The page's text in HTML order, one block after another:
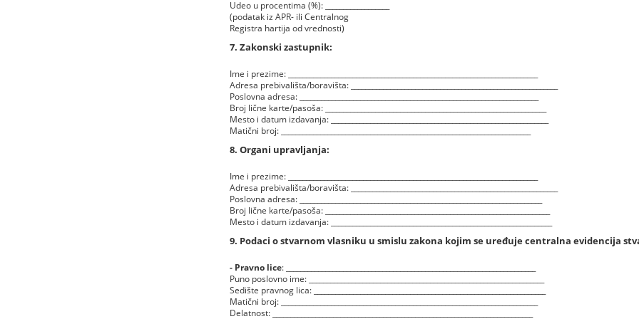
Udeo u procentima (%): __________________
(podatak iz APR- ili Centralnog
Registra hartija od vrednosti)
7. Zakonski zastupnik:
Ime i prezime: ______________________________________________________________________
Adresa prebivališta/boravišta: __________________________________________________________
Poslovna adresa: ___________________________________________________________________
Broj lične karte/pasoša: ______________________________________________________________
Mesto i datum izdavanja: _____________________________________________________________
Matični broj: ______________________________________________________________________
8. Organi upravljanja:
Ime i prezime: ______________________________________________________________________
Adresa prebivališta/boravišta: __________________________________________________________
Poslovna adresa: ____________________________________________________________________
Broj lične karte/pasoša: _______________________________________________________________
Mesto i datum izdavanja: ______________________________________________________________
9. Podaci o stvarnom vlasniku u smislu zakona kojim se uređuje centralna evidencija
- Pravno lice: ______________________________________________________________________
Puno poslovno ime: __________________________________________________________________
Sedište pravnog lica: _________________________________________________________________
Matični broj: ________________________________________________________________________
Delatnost: _________________________________________________________________________